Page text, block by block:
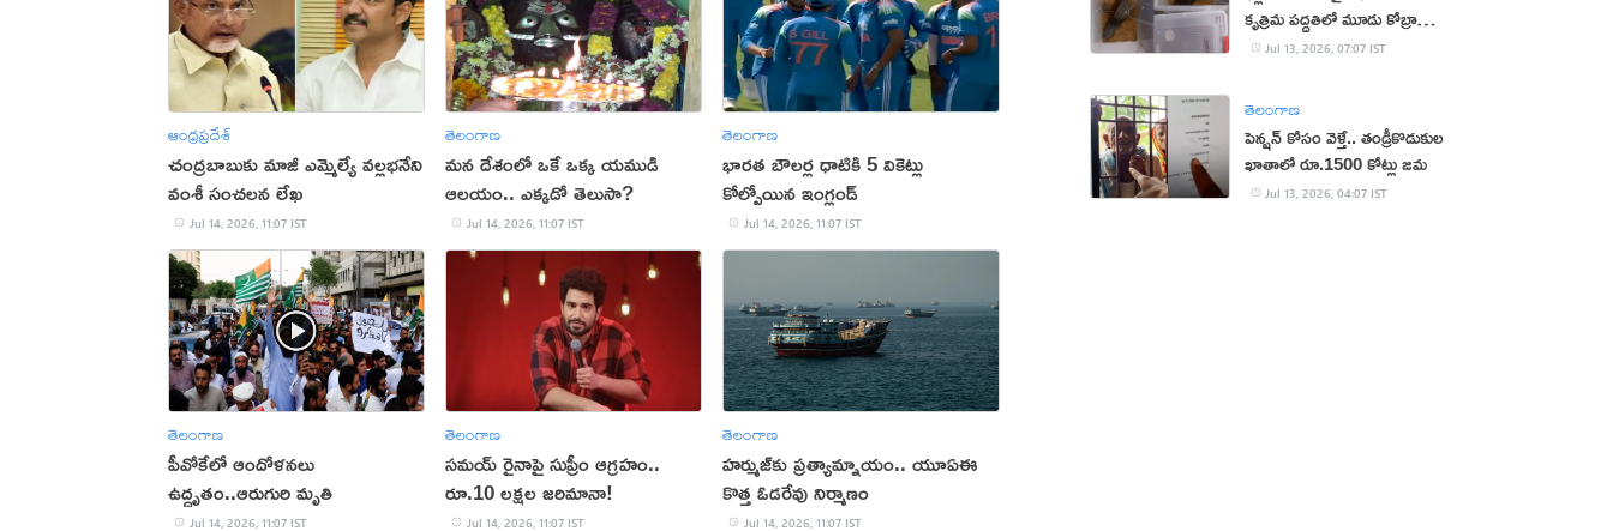
ఆంధ్రప్రదేశ్
చంద్రబాబుకు మాజీ ఎమ్మెల్యే వల్లభనేని
వంశీ సంచలన లేఖ
Jul 14, 2026, 11:07 IST
తెలంగాణ
మన దేశంలో ఒకే ఒక్క యముడి
ఆలయం.. ఎక్కడో తెలుసా?
Jul 14, 2026, 11:07 IST
తెలంగాణ
భారత బౌలర్ల ధాటికి 5 వికెట్లు
కోల్పోయిన ఇంగ్లండ్
Jul 14, 2026, 11:07 IST
తెలంగాణ
పీవోకేలో ఆందోళనలు
ఉద్ధృతం..ఆరుగురి మృతి
Jul 14, 2026, 11:07 IST
తెలంగాణ
సమయ్ రైనాపై సుప్రీం ఆగ్రహం..
రూ.10 లక్షల జరిమానా!
Jul 14, 2026, 11:07 IST
తెలంగాణ
హర్ముజ్‌కు ప్రత్యామ్నాయం.. యూఏఈ
కొత్త ఓడరేవు నిర్మాణం
Jul 14, 2026, 11:07 IST
కృత్రిమ పద్ధతిలో మూడు కోబ్రా
పిల్లల జననం
Jul 13, 2026, 07:07 IST
తెలంగాణ
పెన్షన్‌ కోసం వెళ్తే.. తండ్రీకొడుకుల
ఖాతాలో రూ.1500 కోట్లు జమ
Jul 13, 2026, 04:07 IST